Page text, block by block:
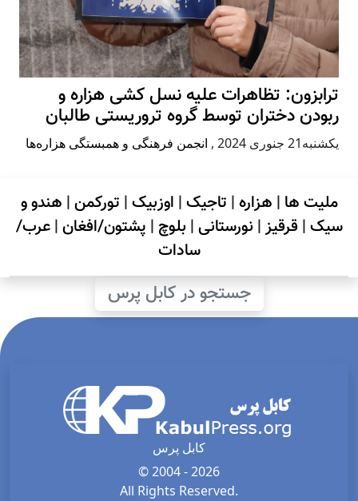
ترابزون: تظاهرات علیه نسل کشی هزاره و
ربودن دختران توسط گروه تروریستی طالبان
يكشنبه21 جنوری 2024 , انجمن فرهنگی و همبستگی هزاره‌ها
ملیت ها | هزاره| تاجیک| اوزبیک| تورکمن| هندو و
سیک| قرقیز| نورستانی| بلوچ | پشتون/افغان|عرب/
سادات
جستجو در کابل پرس
کابل پرس
© 2004 - 2026
All Rights Reserved.